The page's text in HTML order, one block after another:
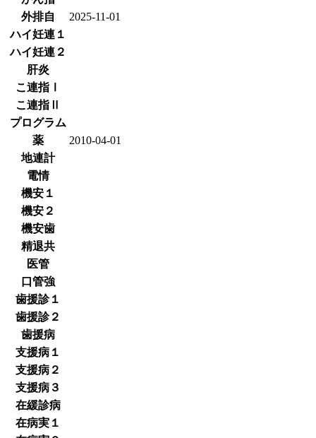
外排自
2025-11-01
ハイ妊連１
ハイ妊連２
肝炎
こ連指Ⅰ
こ連指Ⅱ
プログラム
薬
2010-04-01
地連計
電情
機安１
機安２
機安歯
精退共
医管
口管強
歯援診１
歯援診２
歯援病
支援病１
支援病２
支援病３
在緩診病
在病実１